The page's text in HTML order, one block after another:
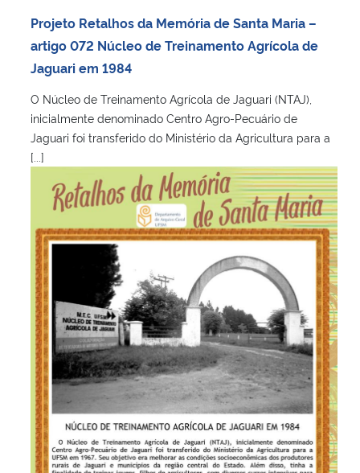
Projeto Retalhos da Memória de Santa Maria –
artigo 072 Núcleo de Treinamento Agrícola de
Jaguari em 1984
O Núcleo de Treinamento Agrícola de Jaguari (NTAJ),
inicialmente denominado Centro Agro-Pecuário de
Jaguari foi transferido do Ministério da Agricultura para a
[...]